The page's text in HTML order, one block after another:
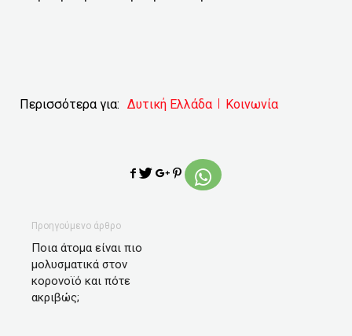
Περισσότερα για: Δυτική Ελλάδα Κοινωνία
Προηγούμενο άρθρο
Ποια άτομα είναι πιο
μολυσματικά στον
κορονοϊό και πότε
ακριβώς;